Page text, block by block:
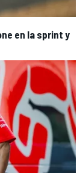
en la sprint y